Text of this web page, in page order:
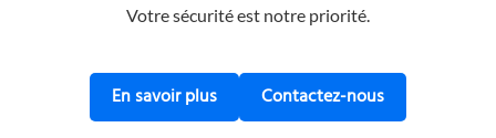
Votre sécurité est notre priorité.
En savoir plussur l'assistance en cas de crevaison
Contactez-nouspour une